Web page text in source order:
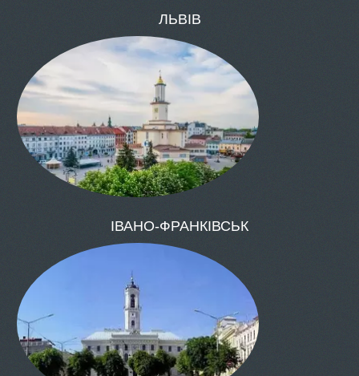
ОДЕСА